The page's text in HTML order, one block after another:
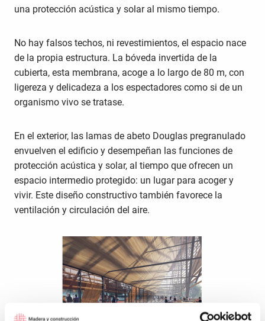
una protección acústica y solar al mismo tiempo.
No hay falsos techos, ni revestimientos, el espacio nace
de la propia estructura. La bóveda invertida de la
cubierta, esta membrana, acoge a lo largo de 80 m, con
ligereza y delicadeza a los espectadores como si de un
organismo vivo se tratase.
En el exterior, las lamas de abeto Douglas pregranulado
envuelven el edificio y desempeñan las funciones de
protección acústica y solar, al tiempo que ofrecen un
espacio intermedio protegido: un lugar para acoger y
vivir. Este diseño constructivo también favorece la
ventilación y circulación del aire.